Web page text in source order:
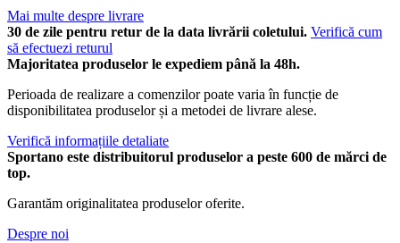
Mai multe despre livrare
30 de zile pentru retur de la data livrării coletului. Verifică cum
să efectuezi returul
Majoritatea produselor le expediem până la 48h.
Perioada de realizare a comenzilor poate varia în funcție de
disponibilitatea produselor și a metodei de livrare alese.
Verifică informațiile detaliate
Sportano este distribuitorul produselor a peste 600 de mărci de
top.
Garantăm originalitatea produselor oferite.
Despre noi